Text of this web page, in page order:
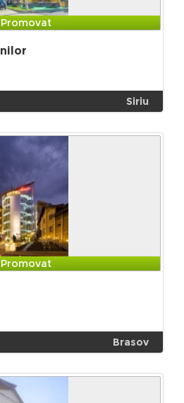
Promovat
Siriu
Promovat
Brasov